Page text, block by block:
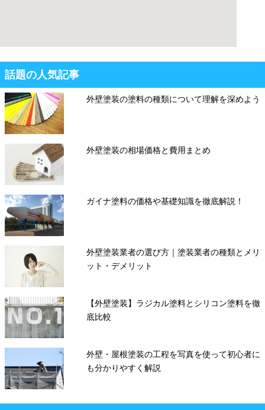
話題の人気記事
外壁塗装の塗料の種類について理解を深めよう
外壁塗装の相場価格と費用まとめ
ガイナ塗料の価格や基礎知識を徹底解説！
外壁塗装業者の選び方｜塗装業者の種類とメリ
ット・デメリット
【外壁塗装】ラジカル塗料とシリコン塗料を徹
底比較
外壁・屋根塗装の工程を写真を使って初心者に
も分かりやすく解説